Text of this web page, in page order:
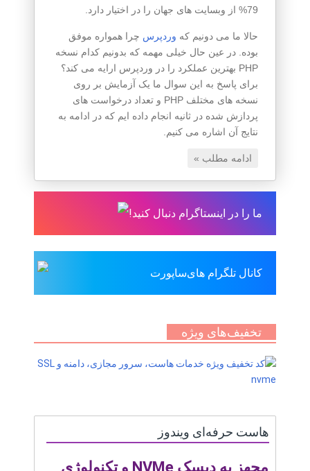
79% از وبسایت های جهان را در اختیار دارد.
حالا ما می دونیم که وردپرس چرا همواره موفق
بوده. در عین حال خیلی مهمه که بدونیم کدام نسخه
PHP بهترین عملکرد را در وردپرس ارایه می کند؟
برای پاسخ به این سوال ما یک آزمایش بر روی
نسخه های مختلف PHP و تعداد درخواست های
پردازش شده در ثانیه انجام داده ایم که در ادامه به
نتایج آن اشاره می کنیم.
ادامه مطلب »
ما را در اینستاگرام دنبال کنید!
کانال تلگرام های‌ساپورت
تخفیف‌های ویژه
هاست حرفه‌ای ویندوز
مجهز به دیسک NVMe و تکنولوژی